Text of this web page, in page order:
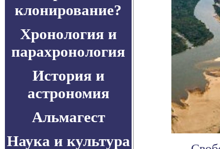
клонирование?
Хронология и
парахронология
История и
астрономия
Альмагест
Наука и культура